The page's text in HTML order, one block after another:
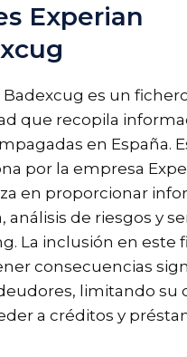
Experian
Badexcug es un
que recopila
en España.
por la empresa
en proporcionar
análisis de riesgos y
La inclusión en este
consecuencias
limitando su
a créditos y